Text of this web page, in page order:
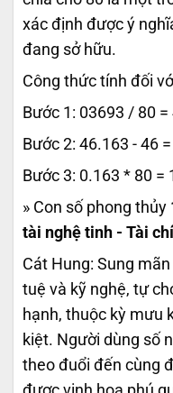
xác định được ý
đang sở hữu.
Công thức tính đối
Bước 1: 03693 / 80 =
Bước 2: 46.163 - 46
Bước 3: 0.163 * 80 =
» Con số phong thủy
tài nghệ tinh - Tài
Cát Hung: Sung
tuệ và kỹ nghệ, tự
hạnh, thuộc kỳ mưu
kiệt. Người dùng số
theo đuổi đến cùng